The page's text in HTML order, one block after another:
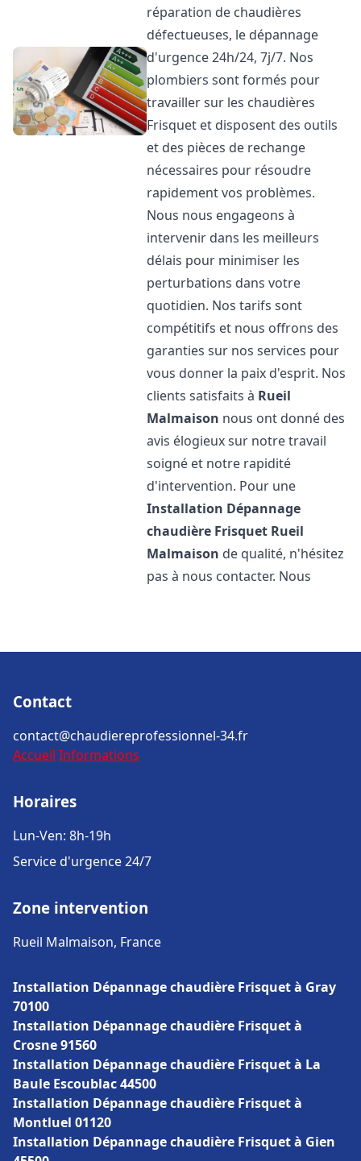
réparation de chaudières
défectueuses, le dépannage
d'urgence 24h/24, 7j/7. Nos
plombiers sont formés pour
travailler sur les chaudières
Frisquet et disposent des outils
et des pièces de rechange
nécessaires pour résoudre
rapidement vos problèmes.
Nous nous engageons à
intervenir dans les meilleurs
délais pour minimiser les
perturbations dans votre
quotidien. Nos tarifs sont
compétitifs et nous offrons des
garanties sur nos services pour
vous donner la paix d'esprit. Nos
clients satisfaits à Rueil
Malmaison nous ont donné des
avis élogieux sur notre travail
soigné et notre rapidité
d'intervention. Pour une
Installation Dépannage
chaudière Frisquet Rueil
Malmaison de qualité, n'hésitez
pas à nous contacter. Nous
Contact
contact@chaudiereprofessionnel-34.fr
Accueil Informations
Horaires
Lun-Ven: 8h-19h
Service d'urgence 24/7
Zone intervention
Rueil Malmaison, France
Installation Dépannage chaudière Frisquet à Gray
70100
Installation Dépannage chaudière Frisquet à
Crosne 91560
Installation Dépannage chaudière Frisquet à La
Baule Escoublac 44500
Installation Dépannage chaudière Frisquet à
Montluel 01120
Installation Dépannage chaudière Frisquet à Gien